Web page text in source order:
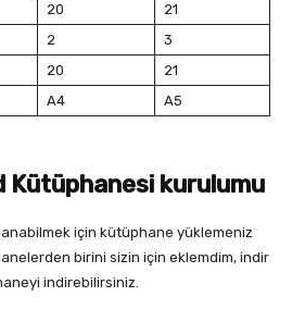
20
21
2
3
20
21
A4 A5
Kütüphanesi kurulumu
için kütüphane yüklemeniz
birini sizin için eklemdim, indir
indirebilirsiniz.